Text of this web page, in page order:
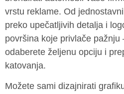
vrstu reklame. Od
preko upečatljivih detalja i
površina koje privlače pažnju
odaberete željenu opciju i
katovanja.
Možete sami dizajnirati